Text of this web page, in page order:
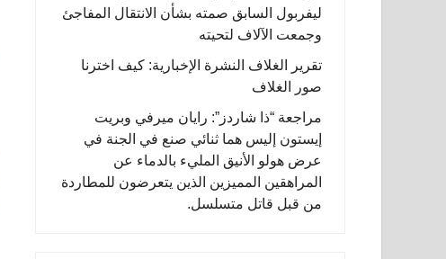
ليفربول السابق صمته بشأن الانتقال المفاجئ
وجمعت الآلاف لتحيته
تقرير الغلاف النشرة الإخبارية: كيف اخترنا
صور الغلاف
مراجعة “ذا شاردز”: رايان ميرفي وبريت
إيستون إليس هما ثنائي صنع في الجنة في
عرض هولو الأنيق المليء بالدماء عن
المراهقين المميزين الذين يتعرضون للمطاردة
من قبل قاتل متسلسل.